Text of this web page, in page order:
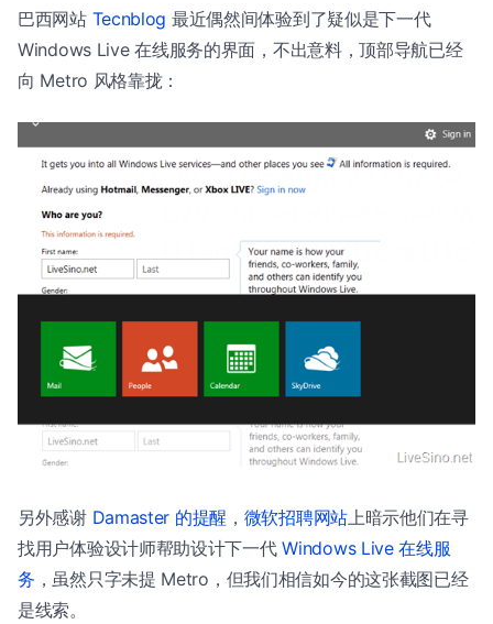
巴西网站 Tecnblog 最近偶然间体验到了疑似是下一代
Windows Live 在线服务的界面，不出意料，顶部导航已经
向 Metro 风格靠拢：
另外感谢 Damaster 的提醒 ， 微软招聘网站上暗示他们在寻
找用户体验设计师帮助设计下一代Windows Live 在线服
务 ，虽然只字未提 Metro，但我们相信如今的这张截图已经
是线索。